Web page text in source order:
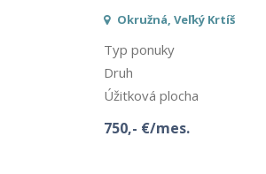
Okružná, Veľký Krtíš
Typ ponuky
Druh
Úžitková plocha
750,- €/mes.